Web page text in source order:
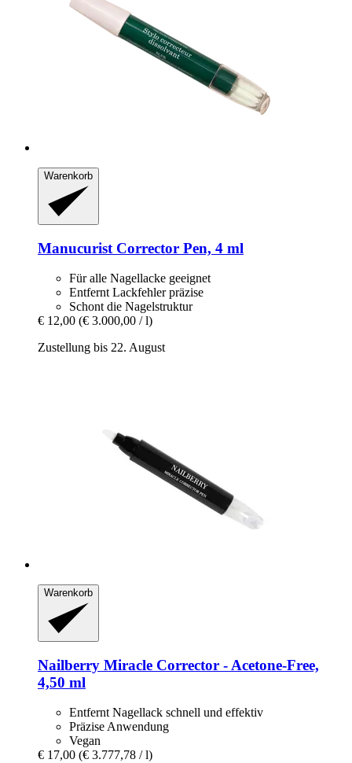
Warenkorb
Manucurist Corrector Pen, 4 ml
Für alle Nagellacke geeignet
Entfernt Lackfehler präzise
Schont die Nagelstruktur
€ 12,00 (€ 3.000,00 / l)
Zustellung bis 22. August
Warenkorb
Nailberry Miracle Corrector -​ Acetone-​Free,
4,50 ml
Entfernt Nagellack schnell und effektiv
Präzise Anwendung
Vegan
€ 17,00 (€ 3.777,78 / l)